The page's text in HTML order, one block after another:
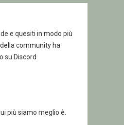
e quesiti in modo più
community ha
su Discord
più siamo meglio è.